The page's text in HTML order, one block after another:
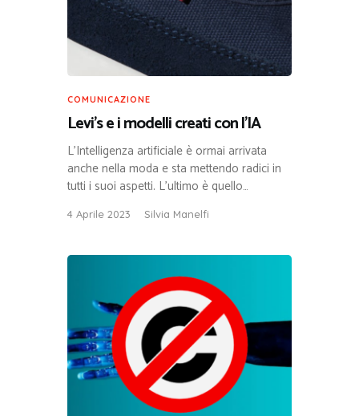
COMUNICAZIONE
Levi’s e i modelli creati con l’IA
L’Intelligenza artificiale è ormai arrivata
anche nella moda e sta mettendo radici in
tutti i suoi aspetti. L’ultimo è quello…
4 Aprile 2023 Silvia Manelfi